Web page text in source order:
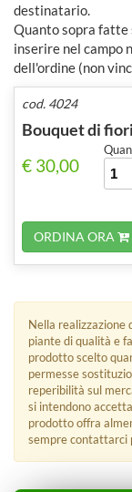
destinatario.
Quanto sopra fatte
inserire nel campo
dell'ordine (non
cod. 4024
Bouquet di
€ 30,00
ORDINA ORA
Nella realizzazione
piante di qualità e
prodotto scelto
permesse
reperibilità sul
si intendono
prodotto offra
sempre contattarci